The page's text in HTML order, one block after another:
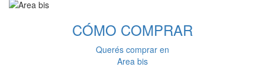
CÓMO COMPRAR
Querés comprar en
Area bis